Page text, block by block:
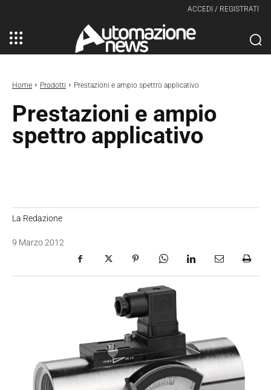
ACCEDI / REGISTRATI
Home Prodotti Prestazioni e ampio spettro applicativo
Prestazioni e ampio
spettro applicativo
La Redazione
9 Marzo 2012